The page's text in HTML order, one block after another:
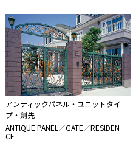
アンティックパネル・ユニットタイ
プ・剣先
ANTlQUE PANEL／GATE／RESlDEN
CE